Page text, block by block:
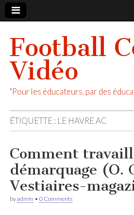
Football
Vidéo
"Pour les éducateurs, par des
ÉTIQUETTE : LE HAVRE AC
Comment
démarquage (O.
Vestiaires-
byadmin • 0 Comments